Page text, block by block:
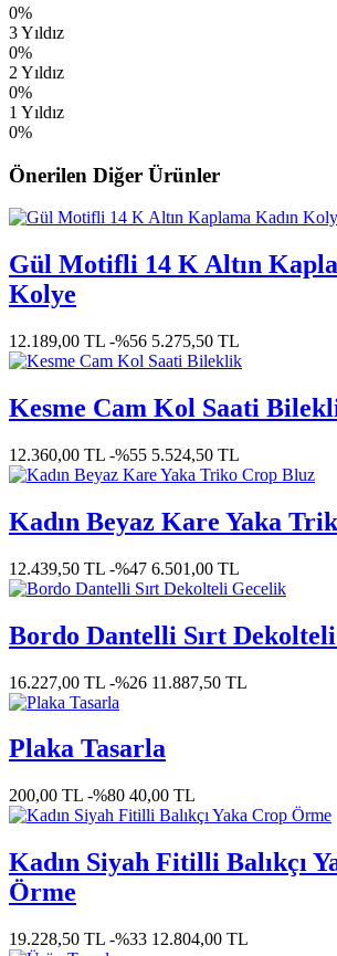
0%
3 Yıldız
0%
2 Yıldız
0%
1 Yıldız
0%
Önerilen Diğer Ürünler
Gül Motifli 14 K Altın
Kolye
12.189,00 TL -%56 5.275,50 TL
Kesme Cam Kol Saati
12.360,00 TL -%55 5.524,50 TL
Kadın Beyaz Kare Yaka
12.439,50 TL -%47 6.501,00 TL
Bordo Dantelli Sırt
16.227,00 TL -%26 11.887,50 TL
Plaka Tasarla
200,00 TL -%80 40,00 TL
Kadın Siyah Fitilli Balıkçı
Örme
19.228,50 TL -%33 12.804,00 TL